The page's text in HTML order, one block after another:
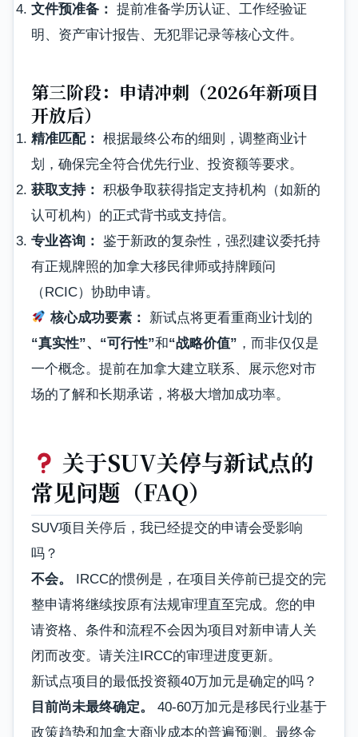
文件预准备： 提前准备学历认证、工作经验证
明、资产审计报告、无犯罪记录等核心文件。
第三阶段：申请冲刺（2026年新项目
开放后）
精准匹配： 根据最终公布的细则，调整商业计
划，确保完全符合优先行业、投资额等要求。
获取支持： 积极争取获得指定支持机构（如新的
认可机构）的正式背书或支持信。
专业咨询： 鉴于新政的复杂性，强烈建议委托持
有正规牌照的加拿大移民律师或持牌顾问
（RCIC）协助申请。
核心成功要素：
新试点将更看重商业计划的
“真实性”、“可行性”和“战略价值” ，而非仅仅是
一个概念。提前在加拿大建立联系、展示您对市
场的了解和长期承诺，将极大增加成功率。
关于SUV关停与新试点的
常见问题（FAQ）
SUV项目关停后，我已经提交的申请会受影响
吗？
不会。
IRCC的惯例是，在项目关停前已提交的完
整申请将继续按原有法规审理直至完成。您的申
请资格、条件和流程不会因为项目对新申请人关
闭而改变。请关注IRCC的审理进度更新。
新试点项目的最低投资额40万加元是确定的吗？
目前尚未最终确定。
40-60万加元是移民行业基于
政策趋势和加拿大商业成本的普遍预测。最终金